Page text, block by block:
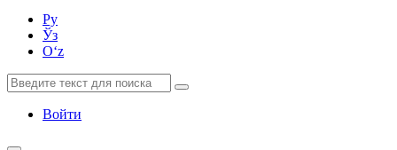
Ру
Ўз
Oʻz
Войти